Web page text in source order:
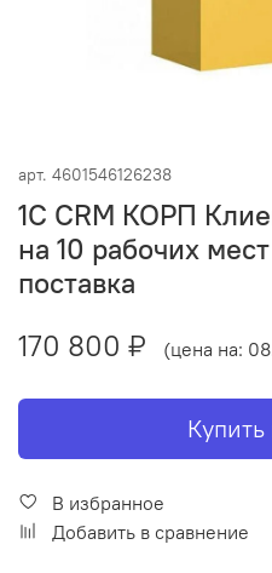
арт. 4601546126238
1С CRM КОРП
на 10 рабочих
поставка
170 800 ₽
(цена на:
Купить
В избранное
Добавить в сравнение